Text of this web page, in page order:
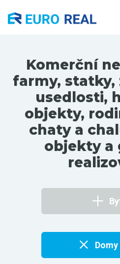
SLUŽBY
KONTAKTYKomerční
farmy, statky,
usedlosti,
objekty,
chaty a
objekty a